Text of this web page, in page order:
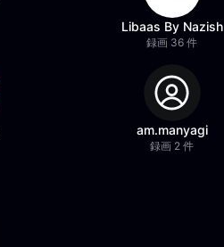
Libaas By Nazish
録画 36 件
am.manyagi
録画 2 件